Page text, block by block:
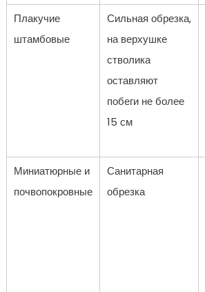
Плакучие
штамбовые
Сильная обрезка,
на верхушке
стволика
оставляют
побеги не более
15 см
Миниатюрные и
почвопокровные
Санитарная
обрезка